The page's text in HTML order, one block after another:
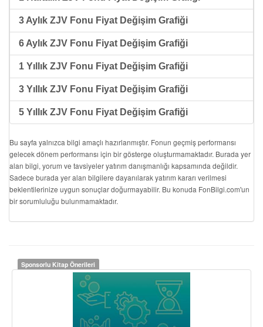
3 Aylık ZJV Fonu Fiyat Değişim Grafiği
6 Aylık ZJV Fonu Fiyat Değişim Grafiği
1 Yıllık ZJV Fonu Fiyat Değişim Grafiği
3 Yıllık ZJV Fonu Fiyat Değişim Grafiği
5 Yıllık ZJV Fonu Fiyat Değişim Grafiği
Bu sayfa yalnızca bilgi amaçlı hazırlanmıştır. Fonun geçmiş performansı
gelecek dönem performansı için bir gösterge oluşturmamaktadır. Burada yer
alan bilgi, yorum ve tavsiyeler yatırım danışmanlığı kapsamında değildir.
Sadece burada yer alan bilgilere dayanılarak yatırım kararı verilmesi
beklentilerinize uygun sonuçlar doğurmayabilir. Bu konuda FonBilgi.com'un
bir sorumluluğu bulunmamaktadır.
Sponsorlu Kitap Önerileri